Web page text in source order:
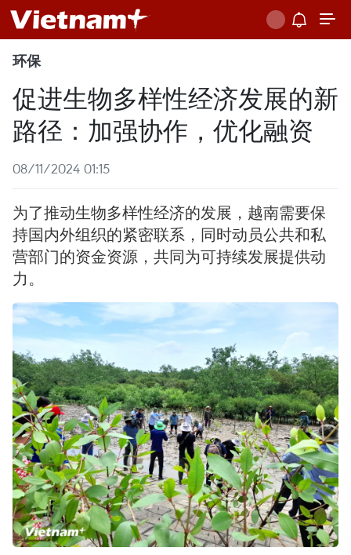
环保
促进生物多样性经济发展的新
路径：加强协作，优化融资
08/11/2024 01:15
为了推动生物多样性经济的发展，越南需要保
持国内外组织的紧密联系，同时动员公共和私
营部门的资金资源，共同为可持续发展提供动
力。